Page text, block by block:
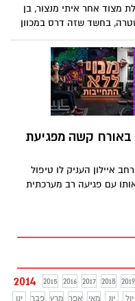
מצוד אחר איתי מנצור, בן
בחשד שזה דרס במכוון
בשל סכסוך בין השניים.
והוא מאושפז כשסביבו
באורח קשה מפגיעת
איילון העניק לו טיפול
עם פגיעה רב מערכתית
2014 2015 2016 2017 2018 2019
ינו
פבר מרץ אפר מאי יונ יול